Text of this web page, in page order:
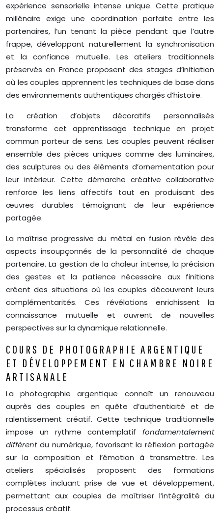
expérience sensorielle intense unique. Cette pratique
millénaire exige une coordination parfaite entre les
partenaires, l’un tenant la pièce pendant que l’autre
frappe, développant naturellement la synchronisation
et la confiance mutuelle. Les ateliers traditionnels
préservés en France proposent des stages d’initiation
où les couples apprennent les techniques de base dans
des environnements authentiques chargés d’histoire.
La création d’objets décoratifs personnalisés
transforme cet apprentissage technique en projet
commun porteur de sens. Les couples peuvent réaliser
ensemble des pièces uniques comme des luminaires,
des sculptures ou des éléments d’ornementation pour
leur intérieur. Cette démarche créative collaborative
renforce les liens affectifs tout en produisant des
œuvres durables témoignant de leur expérience
partagée.
La maîtrise progressive du métal en fusion révèle des
aspects insoupçonnés de la personnalité de chaque
partenaire. La gestion de la chaleur intense, la précision
des gestes et la patience nécessaire aux finitions
créent des situations où les couples découvrent leurs
complémentarités. Ces révélations enrichissent la
connaissance mutuelle et ouvrent de nouvelles
perspectives sur la dynamique relationnelle.
COURS DE PHOTOGRAPHIE ARGENTIQUE
ET DÉVELOPPEMENT EN CHAMBRE NOIRE
ARTISANALE
La photographie argentique connaît un renouveau
auprès des couples en quête d’authenticité et de
ralentissement créatif. Cette technique traditionnelle
impose un rythme contemplatif fondamentalement
différentdu numérique, favorisant la réflexion partagée
sur la composition et l’émotion à transmettre. Les
ateliers spécialisés proposent des formations
complètes incluant prise de vue et développement,
permettant aux couples de maîtriser l’intégralité du
processus créatif.